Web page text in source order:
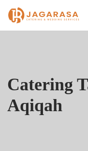
Lompat
Catering
Aqiqah